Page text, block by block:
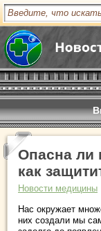
Опасна ли
как
Новости медицины
Нас окружает
них создали мы